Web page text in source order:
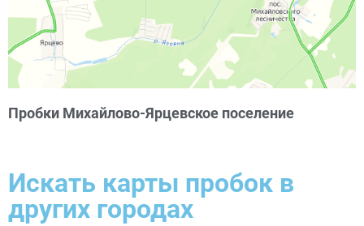
Пробки Михайлово-Ярцевское поселение
Искать карты пробок в
других городах